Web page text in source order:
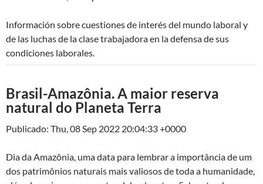
Información sobre cuestiones de interés del mundo laboral y
de las luchas de la clase trabajadora en la defensa de sus
condiciones laborales.
Brasil-Amazônia. A maior reserva
natural do Planeta Terra
Publicado: Thu, 08 Sep 2022 20:04:33 +0000
Dia da Amazônia, uma data para lembrar a importância de um
dos patrimônios naturais mais valiosos de toda a humanidade,